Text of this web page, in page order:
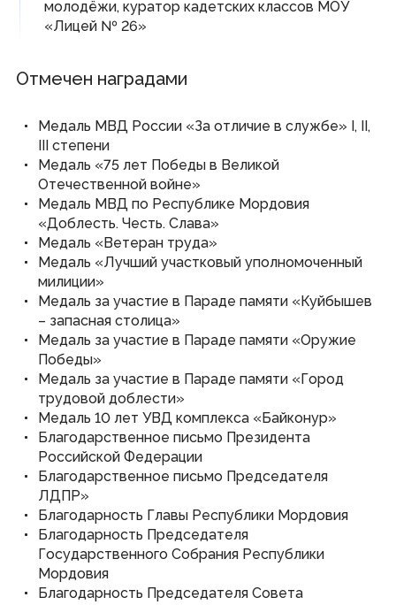
молодёжи, куратор кадетских классов МОУ
«Лицей № 26»
Отмечен наградами
Медаль МВД России «За отличие в службе» I, II,
III степени
Медаль «75 лет Победы в Великой
Отечественной войне»
Медаль МВД по Республике Мордовия
«Доблесть. Честь. Слава»
Медаль «Ветеран труда»
Медаль «Лучший участковый уполномоченный
милиции»
Медаль за участие в Параде памяти «Куйбышев
– запасная столица»
Медаль за участие в Параде памяти «Оружие
Победы»
Медаль за участие в Параде памяти «Город
трудовой доблести»
Медаль 10 лет УВД комплекса «Байконур»
Благодарственное письмо Президента
Российской Федерации
Благодарственное письмо Председателя
ЛДПР»
Благодарность Главы Республики Мордовия
Благодарность Председателя
Государственного Собрания Республики
Мордовия
Благодарность Председателя Совета